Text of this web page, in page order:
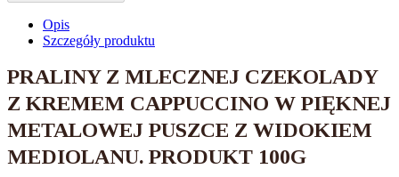
Opis
Szczegóły produktu
PRALINY Z MLECZNEJ CZEKOLADY
Z KREMEM CAPPUCCINO W PIĘKNEJ
METALOWEJ PUSZCE Z WIDOKIEM
MEDIOLANU. PRODUKT 100G